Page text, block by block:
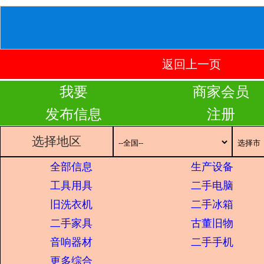
返回上一页
我要
发布信息
商家会员
注册
选择地区
全部信息
生产设备
工具用具
二手电脑
旧洗衣机
二手冰箱
二手家具
古董旧物
音响器材
二手手机
更多综合